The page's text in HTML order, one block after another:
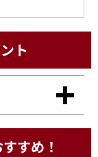
ト
すめ！